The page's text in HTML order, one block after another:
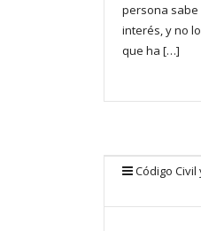
persona sabe
interés, y no
que ha […]
Código